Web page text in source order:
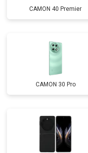
CAMON 40 Premier
CAMON 30 Pro